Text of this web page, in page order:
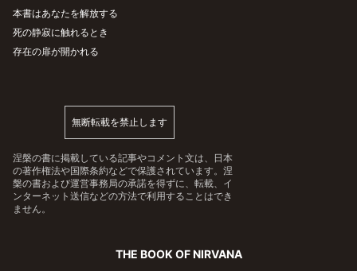
本書はあなたを解放する
死の静寂に触れるとき
存在の扉が開かれる
無断転載を禁止します
涅槃の書に掲載している記事やコメント文は、日本
の著作権法や国際条約などで保護されています。涅
槃の書および運営事務局の承諾を得ずに、転載、イ
ンターネット送信などの方法で利用することはでき
ません。
THE BOOK OF NIRVANA